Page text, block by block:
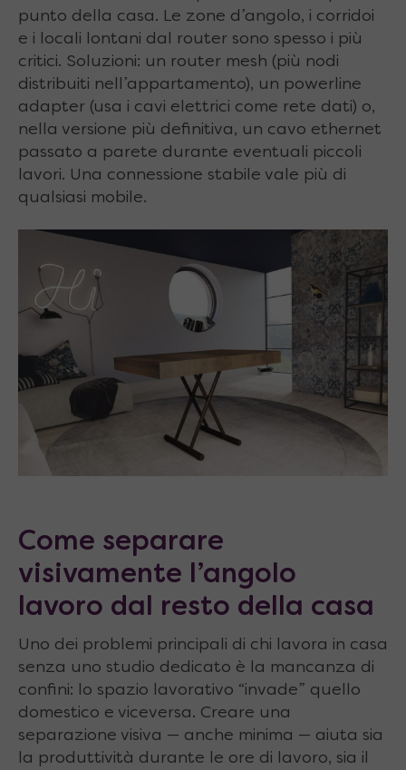
punto della casa. Le zone d’angolo, i corridoi
e i locali lontani dal router sono spesso i più
critici. Soluzioni: un router mesh (più nodi
distribuiti nell’appartamento), un powerline
adapter (usa i cavi elettrici come rete dati) o,
nella versione più definitiva, un cavo ethernet
passato a parete durante eventuali piccoli
lavori. Una connessione stabile vale più di
qualsiasi mobile.
Come separare
visivamente l’angolo
lavoro dal resto della casa
Uno dei problemi principali di chi lavora in casa
senza uno studio dedicato è la mancanza di
confini: lo spazio lavorativo “invade” quello
domestico e viceversa. Creare una
separazione visiva — anche minima — aiuta sia
la produttività durante le ore di lavoro, sia il